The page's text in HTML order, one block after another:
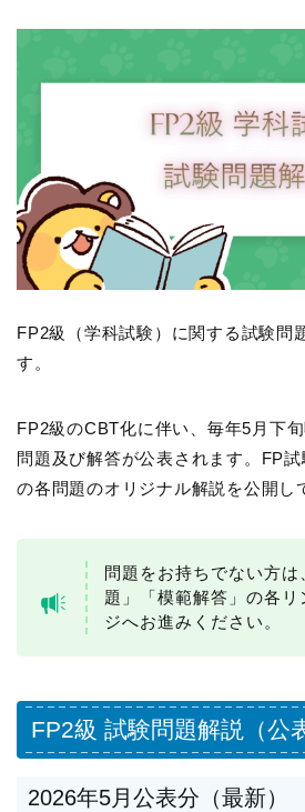
FP2級（学科試験）に関する試験問
す。
FP2級のCBT化に伴い、毎年5月下
問題及び解答が公表されます。FP
の各問題のオリジナル解説を公開し
問題をお持ちでない方は
題」「模範解答」の各リ
ジへお進みください。
FP2級 試験問題解説（公
2026年5月公表分（最新）